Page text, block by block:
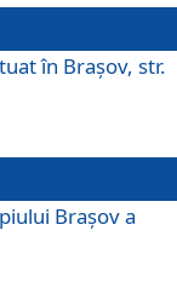
în Brașov, str.
Brașov a